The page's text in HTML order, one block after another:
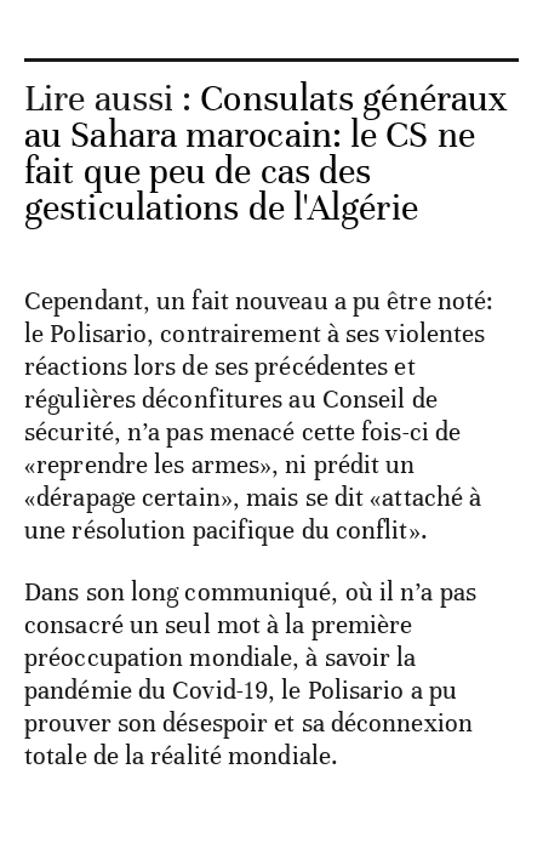
Lire aussi : Consulats généraux
au Sahara marocain: le CS ne
fait que peu de cas des
gesticulations de l'Algérie
Cependant, un fait nouveau a pu être noté:
le Polisario, contrairement à ses violentes
réactions lors de ses précédentes et
régulières déconfitures au Conseil de
sécurité, n’a pas menacé cette fois-ci de
«reprendre les armes», ni prédit un
«dérapage certain», mais se dit «attaché à
une résolution pacifique du conflit».
Dans son long communiqué, où il n’a pas
consacré un seul mot à la première
préoccupation mondiale, à savoir la
pandémie du Covid-19, le Polisario a pu
prouver son désespoir et sa déconnexion
totale de la réalité mondiale.